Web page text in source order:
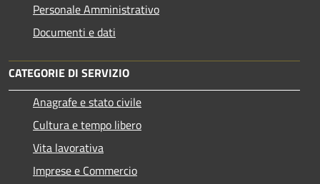
Personale Amministrativo
Documenti e dati
CATEGORIE DI SERVIZIO
Anagrafe e stato civile
Cultura e tempo libero
Vita lavorativa
Imprese e Commercio